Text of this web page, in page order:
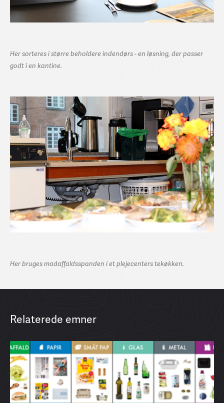
Her sorteres i større beholdere indendørs - en løsning, der passer
godt i en kantine.
Her bruges madaffaldsspanden i et plejecenters tekøkken.
Relaterede emner